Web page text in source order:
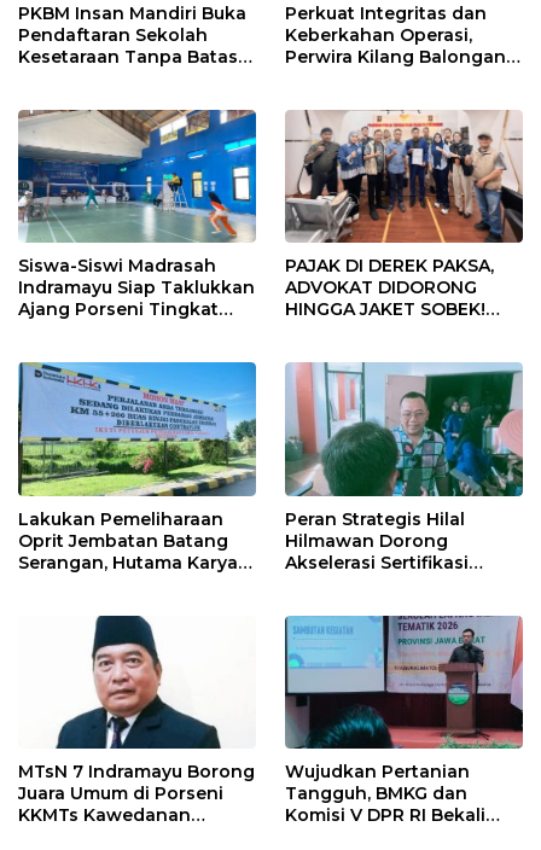
PKBM Insan Mandiri Buka
Pendaftaran Sekolah
Kesetaraan Tanpa Batas
Perkuat Integritas dan
Keberkahan Operasi,
Perwira Kilang Balongan
Siswa-Siswi Madrasah
Indramayu Siap Taklukkan
Ajang Porseni Tingkat
PAJAK DI DEREK PAKSA,
ADVOKAT DIDORONG
HINGGA JAKET SOBEK!
Pekanbaru!
Lakukan Pemeliharaan
Oprit Jembatan Batang
Serangan, Hutama Karya
Peran Strategis Hilal
Hilmawan Dorong
Akselerasi Sertifikasi
Indramayu
MTsN 7 Indramayu Borong
Juara Umum di Porseni
KKMTs Kawedanan
Wujudkan Pertanian
Tangguh, BMKG dan
Komisi V DPR RI Bekali